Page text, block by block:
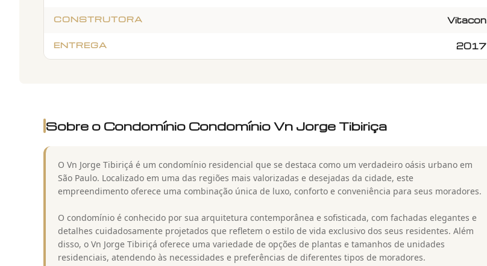
CONSTRUTORA Vitacon
ENTREGA 2017
Sobre o Condomínio Condomínio Vn Jorge Tibiriça
O Vn Jorge Tibiriçá é um condomínio residencial que se destaca como um verdadeiro oásis urbano em
São Paulo. Localizado em uma das regiões mais valorizadas e desejadas da cidade, este
empreendimento oferece uma combinação única de luxo, conforto e conveniência para seus moradores.
O condomínio é conhecido por sua arquitetura contemporânea e sofisticada, com fachadas elegantes e
detalhes cuidadosamente projetados que refletem o estilo de vida exclusivo dos seus residentes. Além
disso, o Vn Jorge Tibiriçá oferece uma variedade de opções de plantas e tamanhos de unidades
residenciais, atendendo às necessidades e preferências de diferentes tipos de moradores.